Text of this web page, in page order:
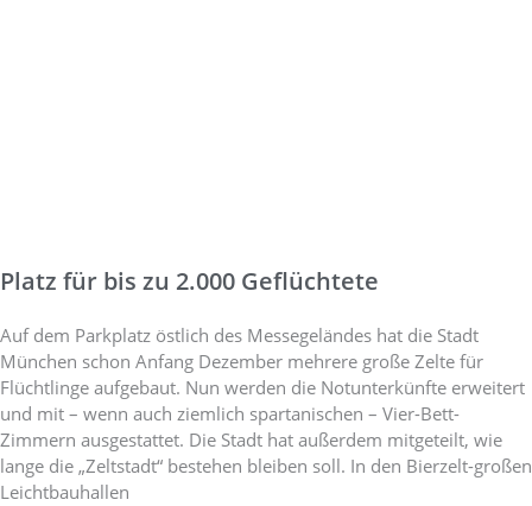
Platz für bis zu 2.000 Geflüchtete
Auf dem Parkplatz östlich des Messegeländes hat die Stadt
München schon Anfang Dezember mehrere große Zelte für
Flüchtlinge aufgebaut. Nun werden die Notunterkünfte erweitert
und mit – wenn auch ziemlich spartanischen – Vier-Bett-
Zimmern ausgestattet. Die Stadt hat außerdem mitgeteilt, wie
lange die „Zeltstadt“ bestehen bleiben soll. In den Bierzelt-großen
Leichtbauhallen